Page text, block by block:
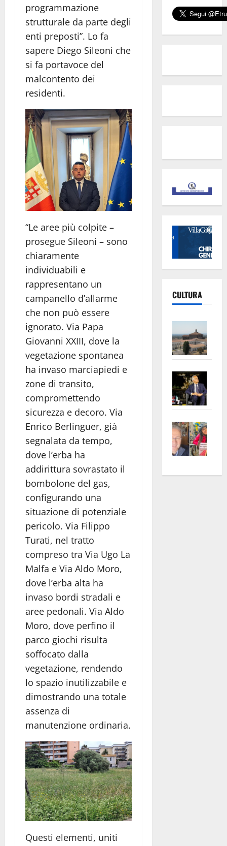
programmazione
strutturale da parte degli
enti preposti”. Lo fa
sapere Diego Sileoni che
si fa portavoce del
malcontento dei
residenti.
“Le aree più colpite –
prosegue Sileoni – sono
chiaramente
individuabili e
rappresentano un
campanello d’allarme
che non può essere
ignorato. Via Papa
Giovanni XXIII, dove la
vegetazione spontanea
ha invaso marciapiedi e
zone di transito,
compromettendo
sicurezza e decoro. Via
Enrico Berlinguer, già
segnalata da tempo,
dove l’erba ha
addirittura sovrastato il
bombolone del gas,
configurando una
situazione di potenziale
pericolo. Via Filippo
Turati, nel tratto
compreso tra Via Ugo La
Malfa e Via Aldo Moro,
dove l’erba alta ha
invaso bordi stradali e
aree pedonali. Via Aldo
Moro, dove perfino il
parco giochi risulta
soffocato dalla
vegetazione, rendendo
lo spazio inutilizzabile e
dimostrando una totale
assenza di
manutenzione ordinaria.
Questi elementi, uniti
CULTURA
euro
apre